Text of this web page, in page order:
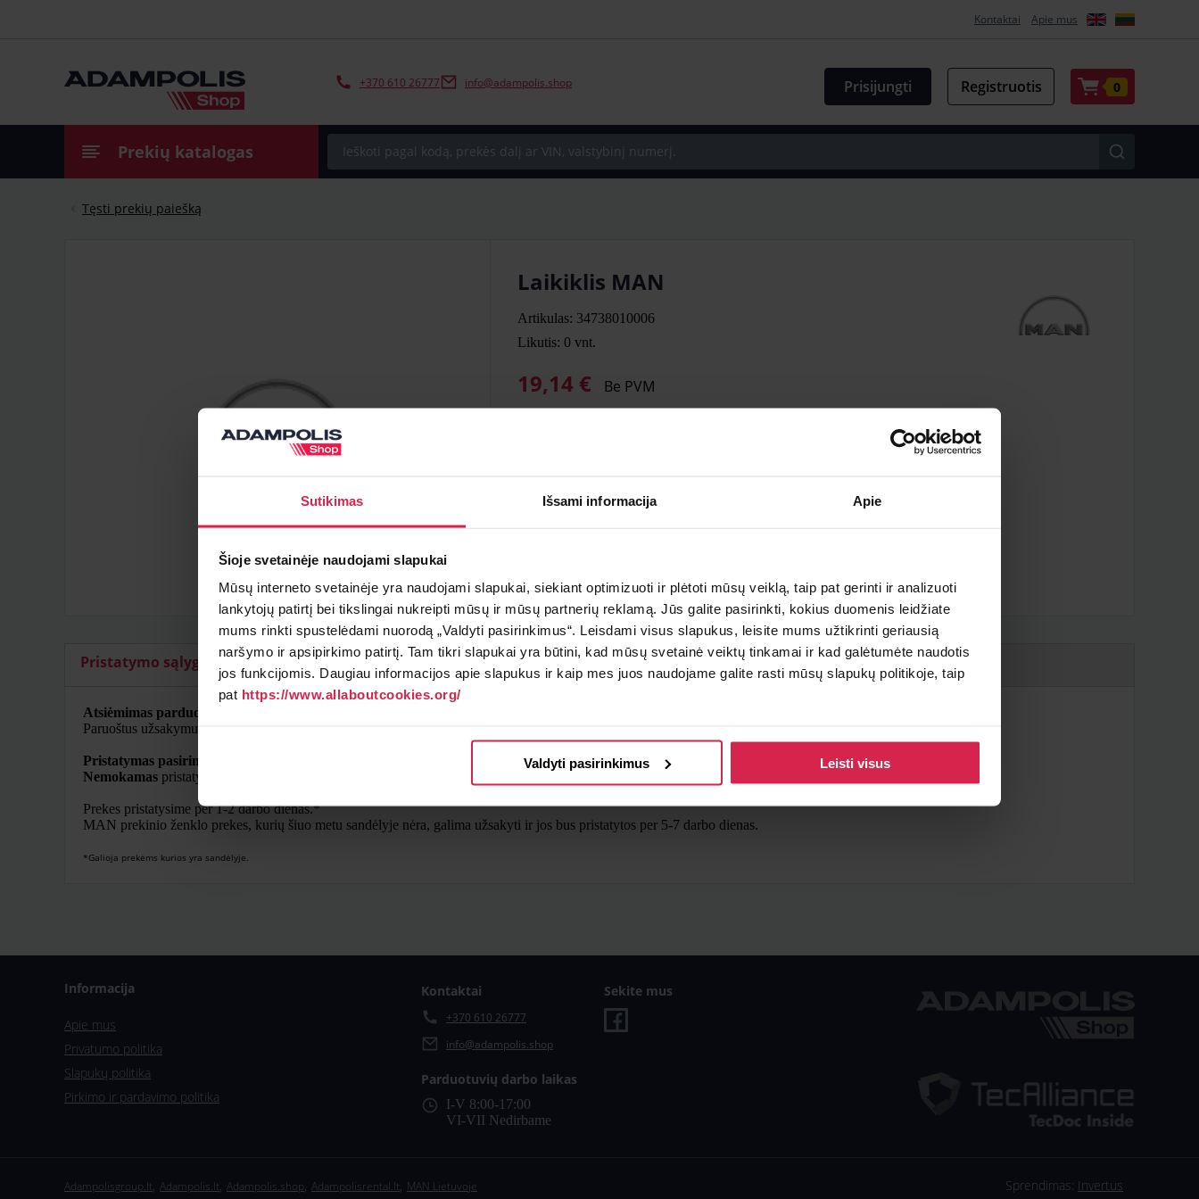
Sutikimas Išsami informacija Apie
Šioje svetainėje naudojami slapukai
Mūsų interneto svetainėje yra naudojami slapukai, siekiant optimizuoti ir plėtoti mūsų veiklą, taip pat gerinti ir analizuoti
lankytojų patirtį bei tikslingai nukreipti mūsų ir mūsų partnerių reklamą. Jūs galite pasirinkti, kokius duomenis leidžiate
mums rinkti spustelėdami nuorodą „Valdyti pasirinkimus“. Leisdami visus slapukus, leisite mums užtikrinti geriausią
naršymo ir apsipirkimo patirtį. Tam tikri slapukai yra būtini, kad mūsų svetainė veiktų tinkamai ir kad galėtumėte naudotis
jos funkcijomis. Daugiau informacijos apie slapukus ir kaip mes juos naudojame galite rasti mūsų slapukų politikoje, taip
pat https://www.allaboutcookies.org/
Valdyti pasirinkimus Leisti visus
Kontaktai Apie mus
+370 610 26777 info@adampolis.shop Prisijungti Registruotis 0
Prekių katalogas
Tęsti prekių paiešką
Laikiklis MAN
Artikulas: 34738010006
Likutis: 0 vnt.
19,14 € Be PVM
Pristatymo sąlygos Papildomi artikulai
Atsiėmimas parduotuvėje
Paruoštus užsakymus galite atsiimti pasirinktame padalinyje nemokamai.
Pristatymas pasirinktu adresu
Nemokamas pristatymas Lietuvoje užsakymams nuo 50€.
Prekes pristatysime per 1-2 darbo dienas.*
MAN prekinio ženklo prekes, kurių šiuo metu sandėlyje nėra, galima užsakyti ir jos bus pristatytos per 5-7 darbo dienas.
*Galioja prekėms kurios yra sandėlyje.
Informacija
Apie mus
Privatumo politika
Slapukų politika
Pirkimo ir pardavimo politika
Kontaktai
+370 610 26777
info@adampolis.shop
Sekite mus
Parduotuvių darbo laikas
I-V 8:00-17:00
VI-VII Nedirbame
Adampolisgroup.lt, Adampolis.lt, Adampolis.shop, Adampolisrental.lt, MAN Lietuvoje Sprendimas: Invertus